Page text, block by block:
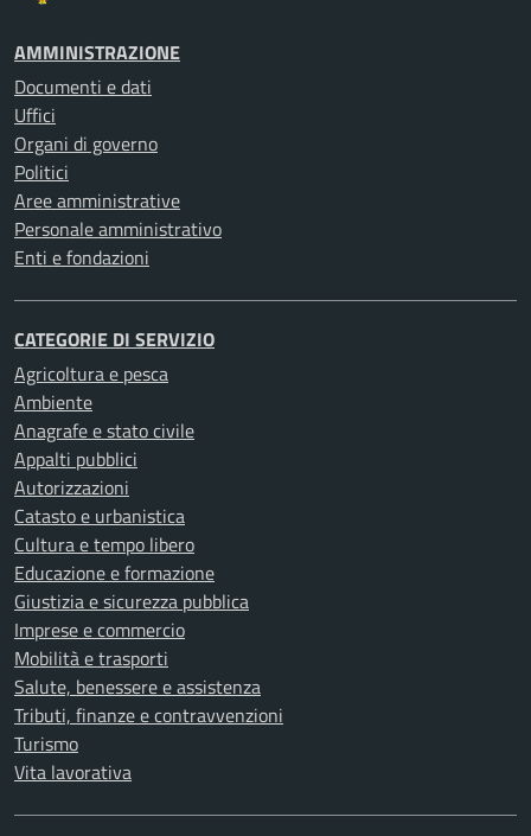
AMMINISTRAZIONE
Documenti e dati
Uffici
Organi di governo
Politici
Aree amministrative
Personale amministrativo
Enti e fondazioni
CATEGORIE DI SERVIZIO
Agricoltura e pesca
Ambiente
Anagrafe e stato civile
Appalti pubblici
Autorizzazioni
Catasto e urbanistica
Cultura e tempo libero
Educazione e formazione
Giustizia e sicurezza pubblica
Imprese e commercio
Mobilità e trasporti
Salute, benessere e assistenza
Tributi, finanze e contravvenzioni
Turismo
Vita lavorativa